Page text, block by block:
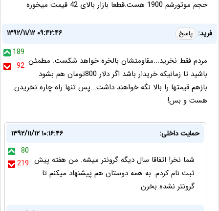
حجم موتورشم 1900 هست.قطعا بازار بالای 42 قیمت میخوره
فرید: پاسخ
۱۳۹۲/۱۱/۱۲ ۰۹:۴۲:۴۶
189
92 مردم فقط نخرید...مقاومتشان بالخره خواهد شکست. مطمئن
باشید تا زمانیکه خریدار باشد اگر دلار 800تومان هم بشود
بازهم قیمتها را بالا نگه خواهند داشت...پس تنها راه چاره نخریدن
هست و بس!
حمایت داخلی:
۱۳۹۲/۱۱/۱۲ ۱۰:۱۶:۴۶
80
219 شما نخر! اتفاقا سال دیگه گرونتر میشه. من هفته پیش
ثبت نام کردم. به همه دوستان هم پیشنهاد میکنم تا
گرونتر نشده بخرن